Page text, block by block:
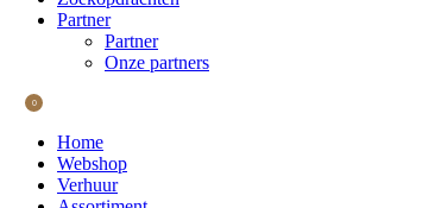
Partner
Partner
Onze partners
0
Home
Webshop
Verhuur